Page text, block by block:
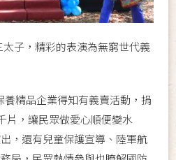
子，精彩的表演為無窮世代義
精品企業得知有義賣活動，捐
片，讓民眾做愛心順便變水
，還有兒童保護宣導、陸軍航